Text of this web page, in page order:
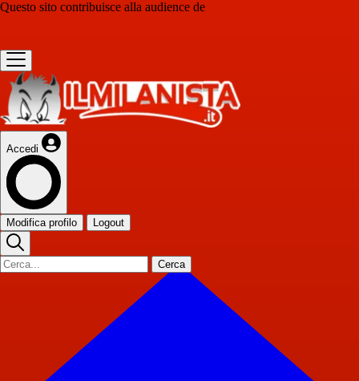
Questo sito contribuisce alla audience de
Accedi
Modifica profilo Logout
Cerca